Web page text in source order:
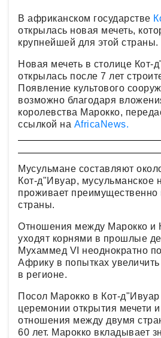
В африканском государстве
открылась новая мечеть,
крупнейшей для этой страны.
Новая мечеть в столице Кот-
открылась после 7 лет
Появление культового
возможно благодаря
королевства Марокко,
ссылкой на AfricaNews.
Мусульмане составляют
Кот-д"Ивуар, мусульманское
проживает преимущественно
страны.
Отношения между Марокко и
уходят корнями в прошлые
Мухаммед VI неоднократно
Африку в попытках
в регионе.
Посол Марокко в Кот-д"Ивуар
церемонии открытия мечети
отношения между двумя
60 лет. Марокко вкладывает